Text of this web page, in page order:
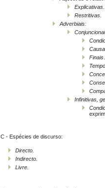
Explicativas
Restritivas
Adverbiais:
Finais
Infinitivas,
C - Espécies de discurso:
Directo.
Indirecto.
Livre